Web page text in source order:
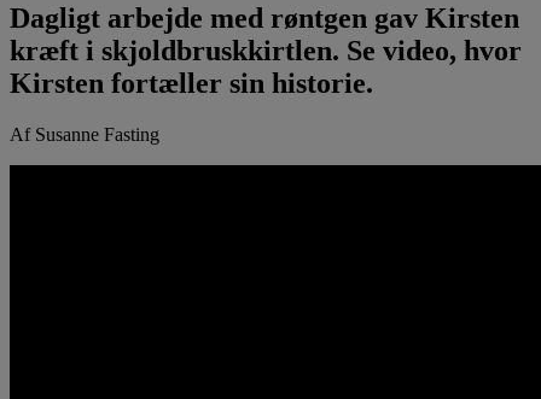
Dagligt arbejde med røntgen gav Kirsten
kræft i skjoldbruskkirtlen. Se video, hvor
Kirsten fortæller sin historie.
Af Susanne Fasting